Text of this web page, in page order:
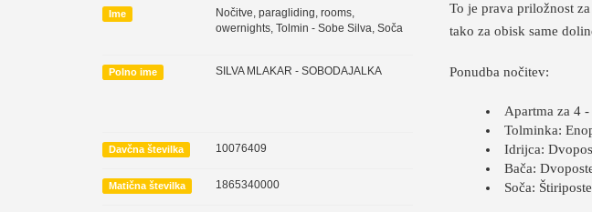
To je prava priložnost
tako za obisk same
Ponudba nočitev:
Apartma za 4
Tolminka:
Idrijca:
Bača:
Soča:
Ime
Nočitve, paragliding, rooms,
owernights, Tolmin - Sobe Silva, Soča
Polno ime SILVA MLAKAR - SOBODAJALKA
Davčna številka 10076409
Matična številka 1865340000